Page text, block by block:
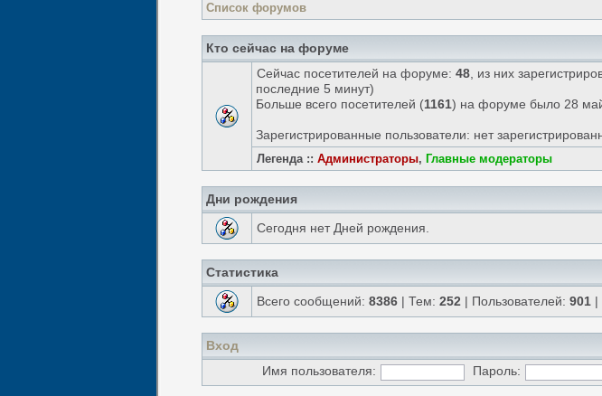
Список форумов
Кто сейчас на форуме
Сейчас посетителей на форуме:48 , из них
последние 5 минут)
Больше всего посетителей (1161) на форуме было 28
Зарегистрированные пользователи: нет
Легенда ::Администраторы, Главные модераторы
Дни рождения
Сегодня нет Дней рождения.
Статистика
Всего сообщений:8386 | Тем:252 | Пользователей:901 |
Вход
Имя пользователя:
Пароль: